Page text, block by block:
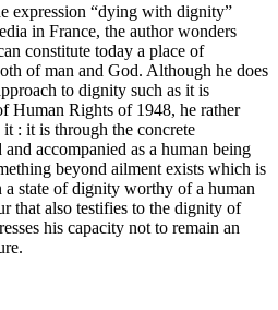
expression “dying with dignity”
in France, the author wonders
constitute today a place of
of man and God. Although he does
to dignity such as it is
Human Rights of 1948, he rather
: it is through the concrete
accompanied as a human being
beyond ailment exists which is
state of dignity worthy of a human
that also testifies to the dignity of
his capacity not to remain an